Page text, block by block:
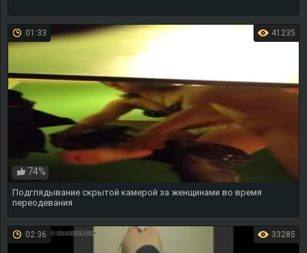
41235
01:33
74%
Подглядывание скрытой камерой за женщинами во время
переодевания
33285
02:36